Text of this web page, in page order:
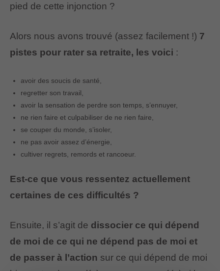
pied de cette injonction ?
Alors nous avons trouvé (assez facilement !) 7
pistes pour rater sa retraite, les voici :
avoir des soucis de santé,
regretter son travail,
avoir la sensation de perdre son temps, s’ennuyer,
ne rien faire et culpabiliser de ne rien faire,
se couper du monde, s’isoler,
ne pas avoir assez d’énergie,
cultiver regrets, remords et rancoeur.
Est-ce que vous ressentez actuellement
certaines de ces difficultés ?
Ensuite, il s’agit de dissocier ce qui dépend
de moi de ce qui ne dépend pas de moi et
de passer à l’action sur ce qui dépend de moi